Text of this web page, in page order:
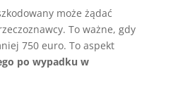
może żądać
To ważne, gdy
750 euro. To aspekt
po wypadku w